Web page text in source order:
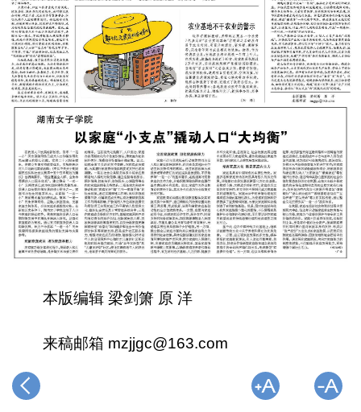
本版编辑 梁剑箫 原 洋
来稿邮箱 mzjjgc@163.com